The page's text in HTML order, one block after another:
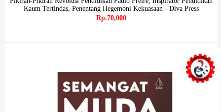
Kaum Tertindas, Penentang Hegemoni Kekuasaan - Diva Press
Rp.70,000